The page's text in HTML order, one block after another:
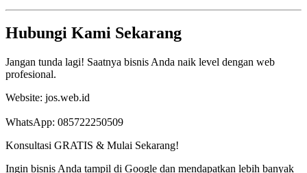
Hubungi Kami Sekarang
Jangan tunda lagi! Saatnya bisnis Anda naik level dengan web
profesional.
Website: jos.web.id
WhatsApp: 085722250509
Konsultasi GRATIS & Mulai Sekarang!
Ingin bisnis Anda tampil di Google dan mendapatkan lebih banyak